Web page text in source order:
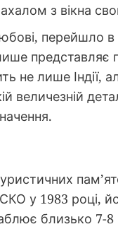
з вікна
перейшло в
представляє
не лише Індії,
величезній
у 1983 році,
близько 7-8